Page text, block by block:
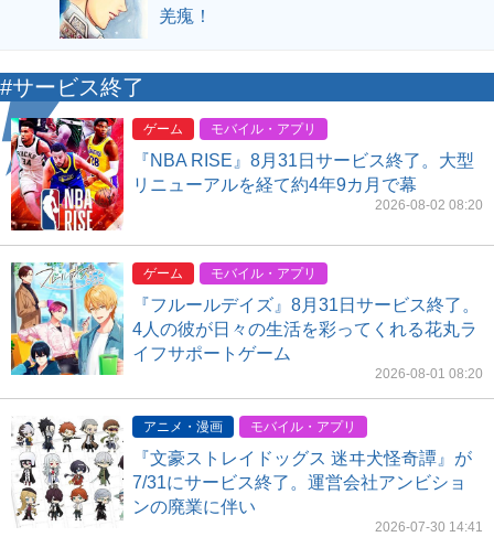
羌瘣！
#サービス終了
ゲーム モバイル・アプリ
『NBA RISE』8月31日サービス終了。大型
リニューアルを経て約4年9カ月で幕
2026-08-02 08:20
ゲーム モバイル・アプリ
『フルールデイズ』8月31日サービス終了。
4人の彼が日々の生活を彩ってくれる花丸ラ
イフサポートゲーム
2026-08-01 08:20
アニメ・漫画 モバイル・アプリ
『文豪ストレイドッグス 迷ヰ犬怪奇譚』が
7/31にサービス終了。運営会社アンビショ
ンの廃業に伴い
2026-07-30 14:41